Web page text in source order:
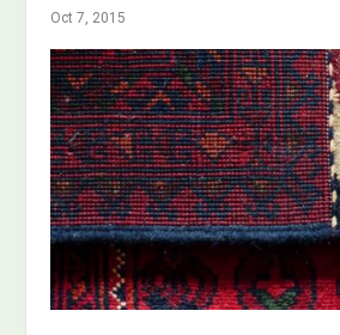
Oct 7, 2015